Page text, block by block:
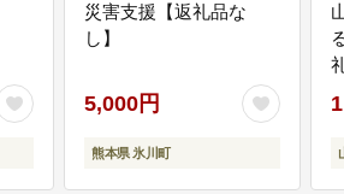
災害支援【返礼品な
し】
5,000円
熊本県 氷川町